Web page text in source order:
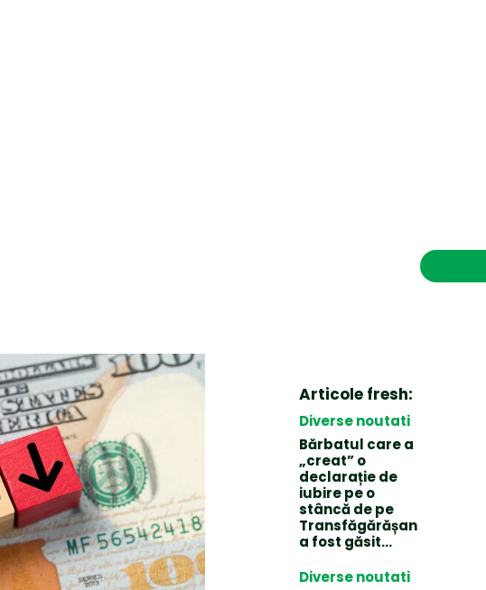
Articole fresh:
Diverse noutati
Bărbatul care a
„creat” o
declarație de
iubire pe o
stâncă de pe
Transfăgărășan
a fost găsit…
Diverse noutati